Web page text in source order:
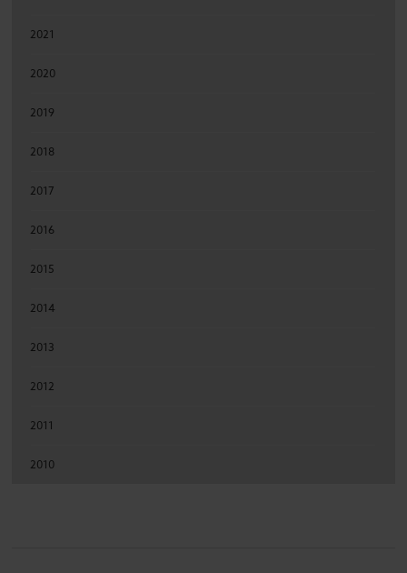
2021
2020
2019
2018
2017
2016
2015
2014
2013
2012
2011
2010